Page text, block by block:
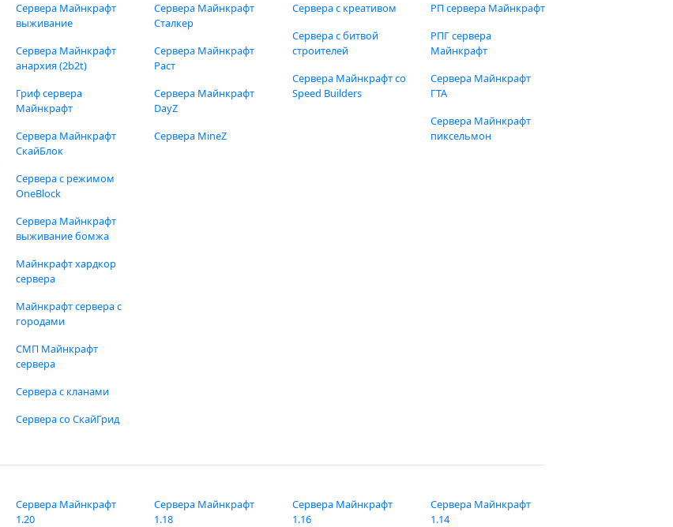
Сервера Майнкрафт
выживание
Сервера Майнкрафт
анархия (2b2t)
Гриф сервера
Майнкрафт
Сервера Майнкрафт
СкайБлок
Сервера с режимом
OneBlock
Сервера Майнкрафт
выживание бомжа
Майнкрафт хардкор
сервера
Майнкрафт сервера с
городами
СМП Майнкрафт
сервера
Сервера с кланами
Сервера со СкайГрид
Сервера Майнкрафт
Сталкер
Сервера Майнкрафт
Раст
Сервера Майнкрафт
DayZ
Сервера MineZ
Сервера с креативом
Сервера с битвой
строителей
Сервера Майнкрафт со
Speed Builders
РП сервера Майнкрафт
РПГ сервера
Майнкрафт
Сервера Майнкрафт
ГТА
Сервера Майнкрафт
пиксельмон
Сервера Майнкрафт
1.20
Сервера Майнкрафт
1.18
Сервера Майнкрафт
1.16
Сервера Майнкрафт
1.14